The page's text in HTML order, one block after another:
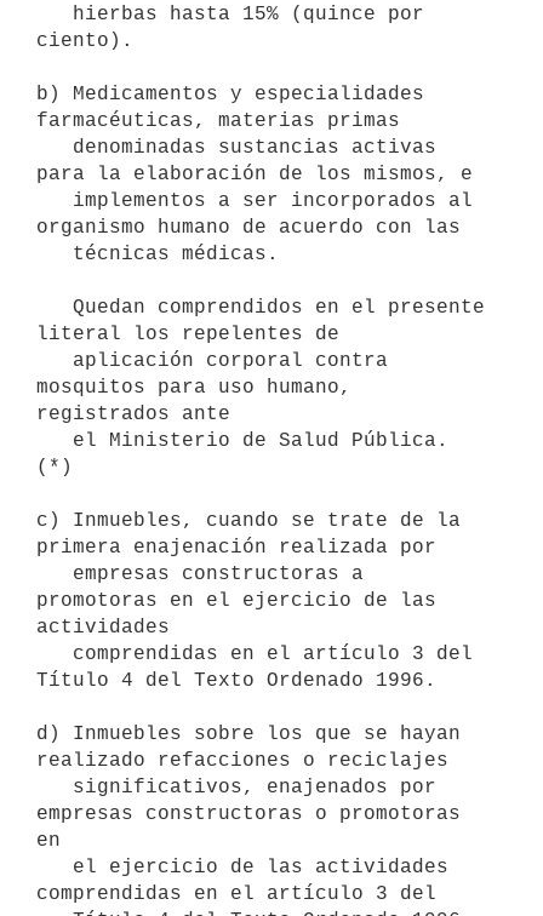
ciento).
b) Medicamentos y especialidades
farmacéuticas, materias primas
para la elaboración de los mismos, e
organismo humano de acuerdo con las
literal los repelentes de
mosquitos para uso humano,
registrados ante
(*)
c) Inmuebles, cuando se trate de la
primera enajenación realizada por
promotoras en el ejercicio de las
actividades
Título 4 del Texto Ordenado 1996.
d) Inmuebles sobre los que se hayan
realizado refacciones o reciclajes
empresas constructoras o promotoras
en
comprendidas en el artículo 3 del